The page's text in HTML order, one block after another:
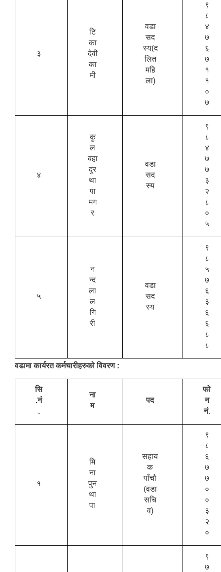
३
टि
का
देवी
का
मी
वडा
सद
स्य(द
लित
महि
ला)
९
८
४
७
६
७
१
१
०
७
४
कु
ल
बहा
दुर
था
पा
मग
र
वडा
सद
स्य
९
८
४
७
७
३
२
८
०
५
५
न
न्द
ला
ल
गि
री
वडा
सद
स्य
९
८
५
७
६
३
६
६
८
८
वडामा कार्यरत कर्मचारीहरुको विवरण :
सि
.नं
.
ना
म
पद
फो
न
नं.
१
मि
ना
पुन
था
पा
सहाय
क
पाँचौ
(वडा
सचि
व)
९
८
६
७
७
०
०
३
२
०
९
७